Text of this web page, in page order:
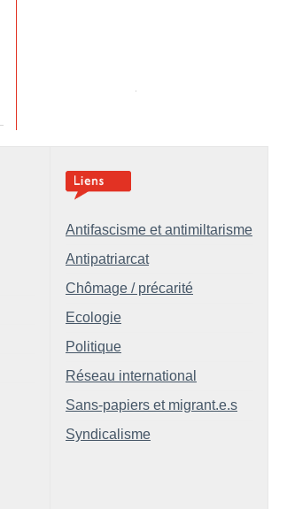
Antifascisme et antimiltarisme
Antipatriarcat
Chômage / précarité
Ecologie
Politique
Réseau international
Sans-papiers et migrant.e.s
Syndicalisme